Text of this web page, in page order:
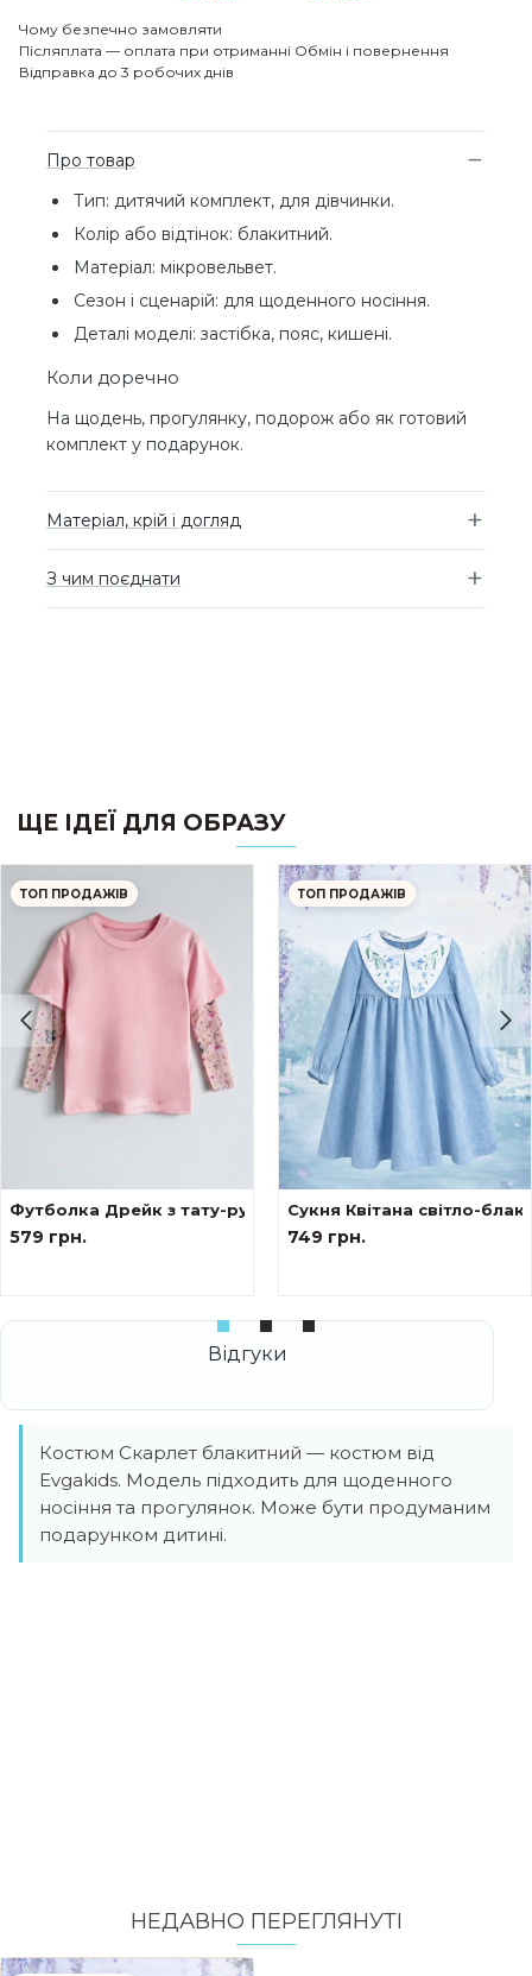
Чому безпечно замовляти
Післяплата — оплата при отриманні Обмін і повернення
Відправка до 3 робочих днів
Про товар
Тип: дитячий комплект, для дівчинки.
Колір або відтінок: блакитний.
Матеріал: мікровельвет.
Сезон і сценарій: для щоденного носіння.
Деталі моделі: застібка, пояс, кишені.
Коли доречно
На щодень, прогулянку, подорож або як готовий
комплект у подарунок.
Матеріал, крій і догляд
З чим поєднати
ЩЕ ІДЕЇ ДЛЯ ОБРАЗУ
ТОП ПРОДАЖІВ
Футболка Дрейк з тату-рукавами Сакура
579 грн.
ТОП ПРОДАЖІВ
Сукня Квітана світло-
749 грн.
Костюм Скарлет блакитний — костюм від
Evgakids. Модель підходить для щоденного
носіння та прогулянок. Може бути продуманим
подарунком дитині.
НЕДАВНО ПЕРЕГЛЯНУТI